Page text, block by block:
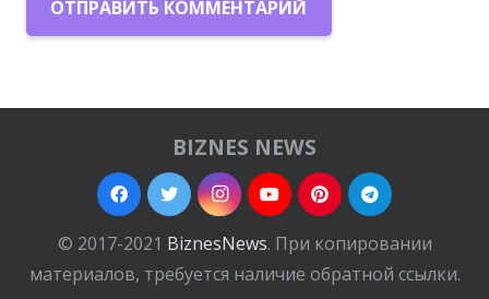
ОТПРАВИТЬ КОММЕНТАРИЙ
BIZNES NEWS
© 2017-2021 BiznesNews. При копировании
материалов, требуется наличие обратной ссылки.